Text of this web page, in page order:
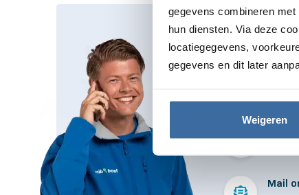
gegevens combineren
hun diensten. Via deze
locatiegegevens,
gegevens en dit later
Weigeren
Direct
Hulp nodig bij
graag op weg
Mail